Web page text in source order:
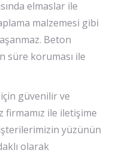
elmaslar ile
malzemesi gibi
Beton
süre koruması ile
güvenilir ve
ile iletişime
yüzünün
olarak